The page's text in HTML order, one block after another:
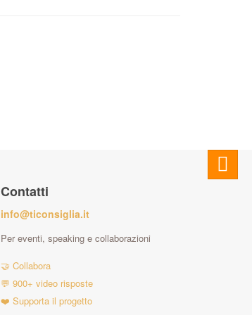
Contatti
info@ticonsiglia.it
Per eventi, speaking e collaborazioni
🤝 Collabora
💬 900+ video risposte
❤️ Supporta il progetto